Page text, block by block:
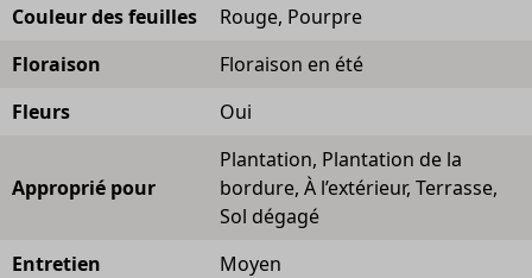
Couleur des feuilles
Rouge, Pourpre
Floraison
Floraison en été
Fleurs
Oui
Approprié pour
Plantation, Plantation de la
bordure, À l’extérieur, Terrasse,
Sol dégagé
Entretien
Moyen